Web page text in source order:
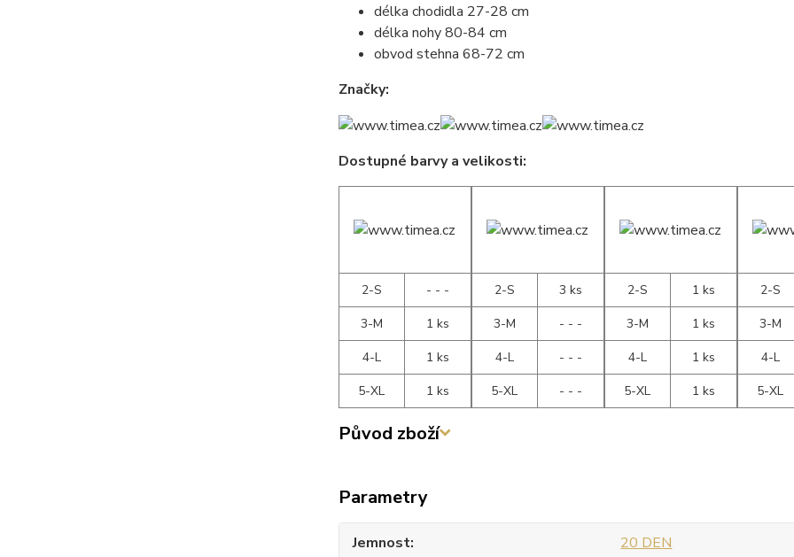
délka chodidla 27-28 cm
délka nohy 80-84 cm
obvod stehna 68-72 cm
Značky:
Dostupné barvy a velikosti:
2-S
- - -
3-M
1 ks
4-L
1 ks
5-XL
1 ks
2-S
3 ks
3-M
- - -
4-L
- - -
5-XL
- - -
2-S
1 ks
3-M
1 ks
4-L
1 ks
5-XL
1 ks
2-S
3-M
4-L
5-XL
Původ zboží
Parametry
Jemnost
20 DEN